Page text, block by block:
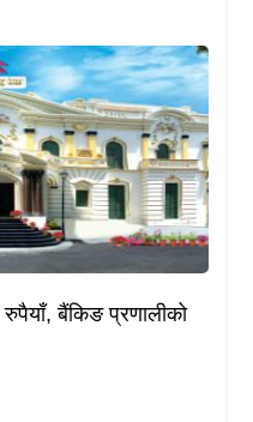
रुपैयाँ, बैंकिङ प्रणालीको